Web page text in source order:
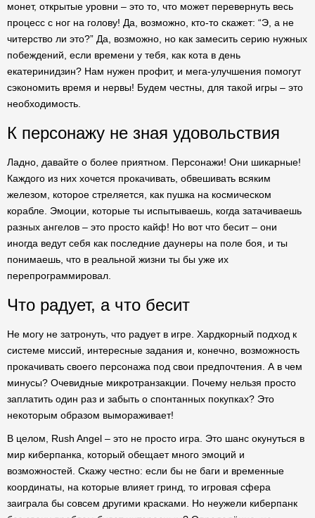
монет, открытые уровни – это то, что может перевернуть весь
процесс с ног на голову! Да, возможно, кто-то скажет: “Э, а не
читерство ли это?” Да, возможно, но как замесить серию нужных
побеждений, если времени у тебя, как кота в день
екатеринидзин? Нам нужен профит, и мега-улучшения помогут
сэкономить время и нервы! Будем честны, для такой игры – это
необходимость.
К персонажу не зная удовольствия
Ладно, давайте о более приятном. Персонажи! Они шикарные!
Каждого из них хочется прокачивать, обвешивать всяким
железом, которое стреляется, как пушка на космическом
корабле. Эмоции, которые ты испытываешь, когда затачиваешь
разных ангелов – это просто кайф! Но вот что бесит – они
иногда ведут себя как последние даунеры на поле боя, и ты
понимаешь, что в реальной жизни ты бы уже их
перепрограммировал.
Что радует, а что бесит
Не могу не затронуть, что радует в игре. Хардкорный подход к
системе миссий, интересные задания и, конечно, возможность
прокачивать своего персонажа под свои предпочтения. А в чем
минусы? Очевидные микротранзакции. Почему нельзя просто
заплатить один раз и забыть о спонтанных покупках? Это
некоторым образом вымораживает!
В целом, Rush Angel – это не просто игра. Это шанс окунуться в
мир киберпанка, который обещает много эмоций и
возможностей. Скажу честно: если бы не баги и временные
координаты, на которые влияет гринд, то игровая сфера
заиграла бы совсем другими красками. Но неужели киберпанк